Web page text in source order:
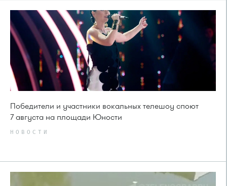
Победители и участники вокальных телешоу споют
7 августа на площади Юности
НОВОСТИ